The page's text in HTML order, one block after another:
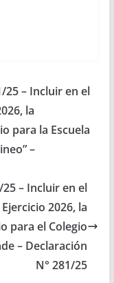
25 – Incluir en el
la
para la Escuela
–
25 – Incluir en el
2026, la
para el Colegio
– Declaración
N° 281/25